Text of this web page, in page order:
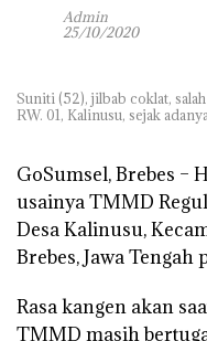
Admin
25/10/2020
Suniti (52), jilbab coklat,
RW. 01, Kalinusu, sejak
GoSumsel, Brebes –
usainya TMMD
Desa Kalinusu,
Brebes, Jawa
Rasa kangen akan
TMMD masih